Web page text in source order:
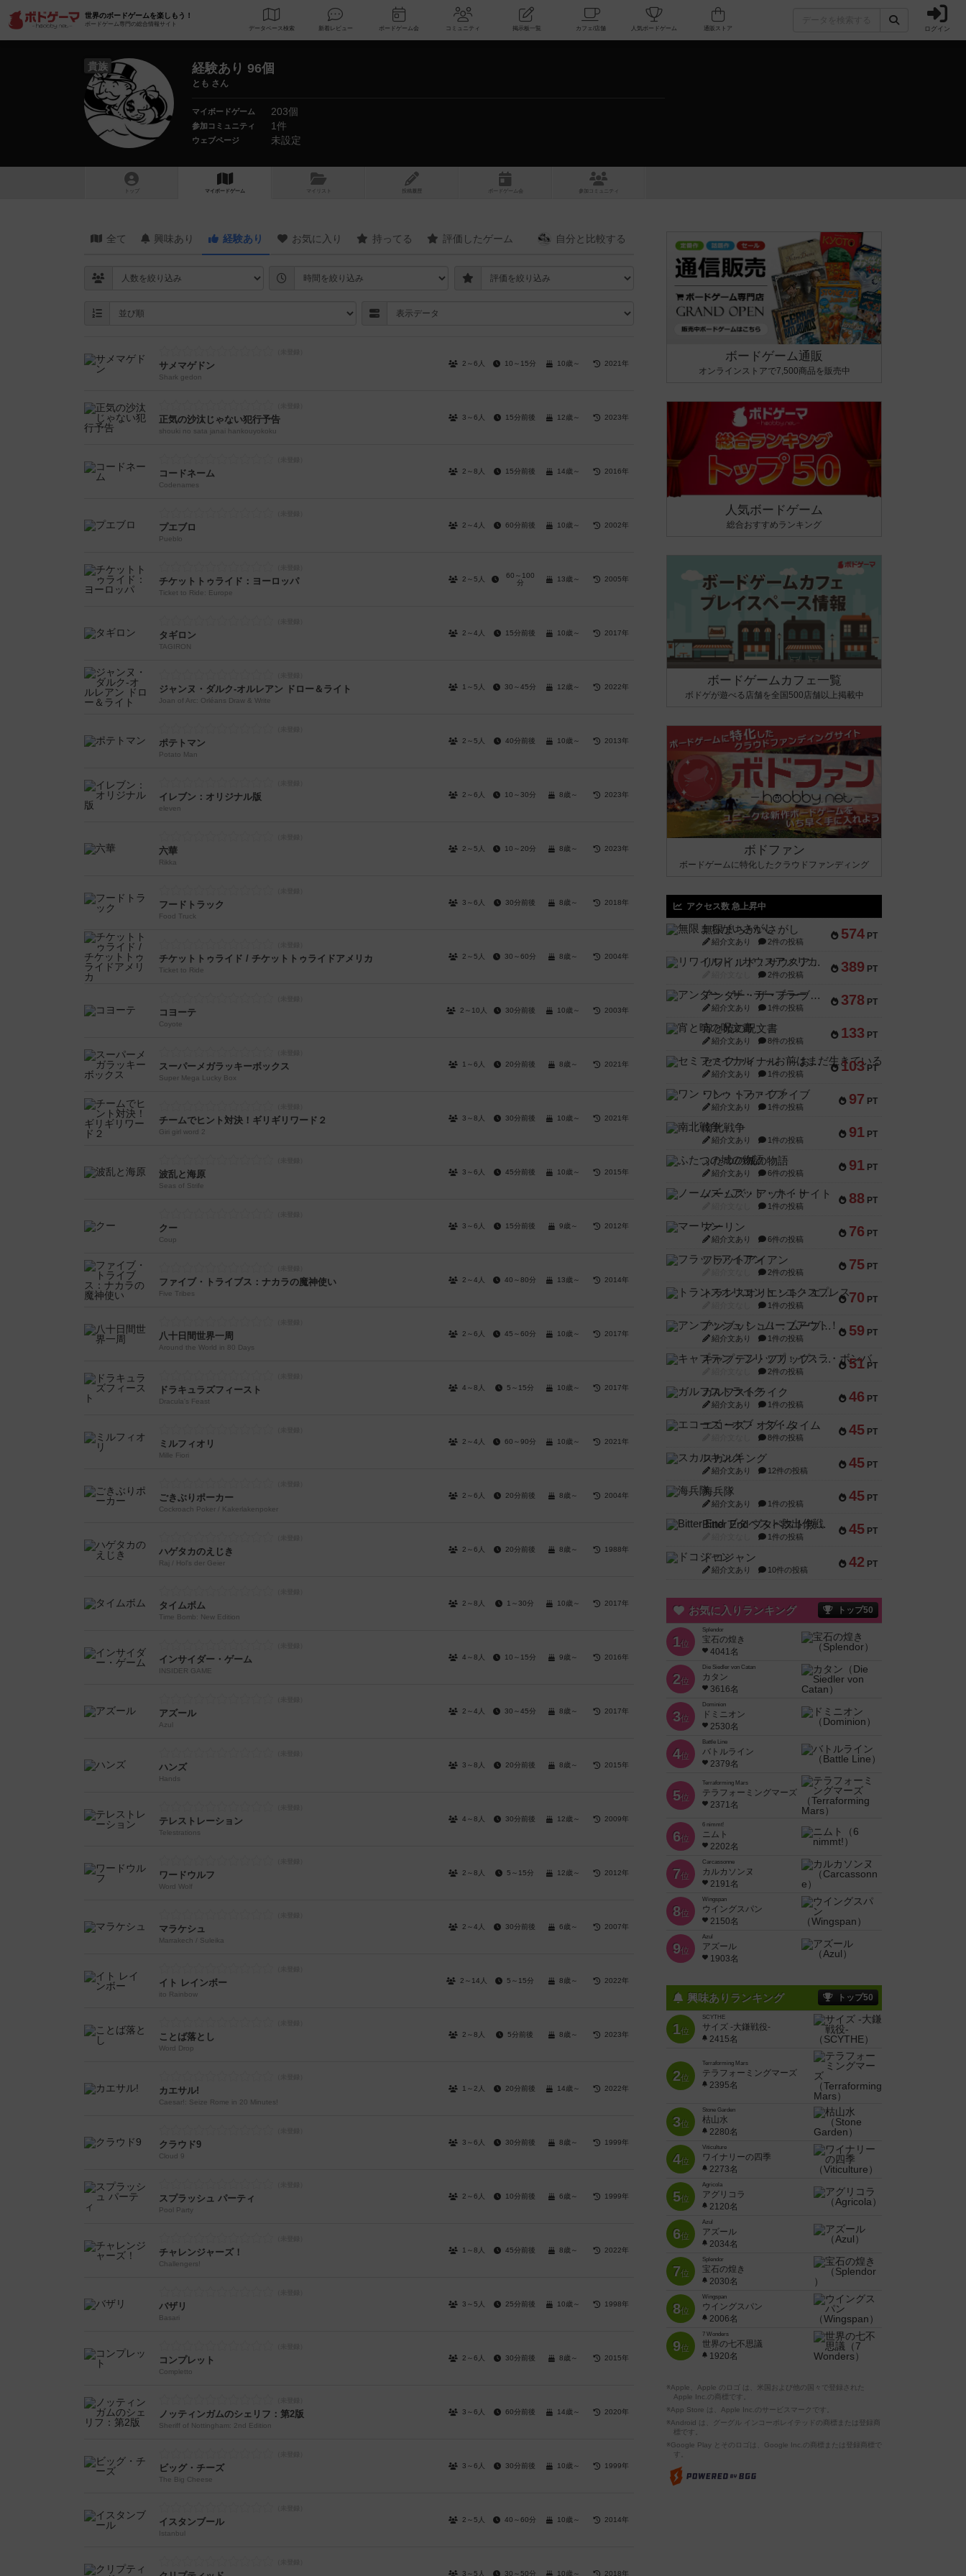
世界のボードゲームを楽しもう！
ボードゲーム専門の総合情報サイト
データベース 検索 新着レビュー ボードゲーム会 コミュニティ 掲示板一覧 カフェ/店舗 人気ボードゲーム ログイン
貴族 経験あり 96個
とも さん
マイボードゲーム 203個
参加コミュニティ 1件
ウェブページ 未設定
トップ マイボードゲーム マイリスト 投稿履歴 ボ ドゲ ーム コミュニティ
全て 興味あり 経験あり お気に入り 持ってる 評価したゲーム 自分と 比較する
サメマゲドン
Shark gedon
2～6人 10～15分 10歳～ 2021年
正気の沙汰じゃない犯行予告
shouki no sata janai hankouyokoku
3～6人 15分前後 12歳～ 2023年
コードネーム
Codenames
2～8人 15分前後 14歳～ 2016年
プエブロ
Pueblo
2～4人 60分前後 10歳～ 2002年
チケットトゥライド：ヨーロッパ
Ticket to Ride: Europe
2～5人
60～100
分
13歳～ 2005年
タギロン
TAGIRON
2～4人 15分前後 10歳～ 2017年
ジャンヌ・ダルク-オルレアン ドロー＆ライト
Joan of Arc: Orléans Draw & Write
1～5人 30～45分 12歳～ 2022年
ポテトマン
Potato Man
2～5人 40分前後 10歳～ 2013年
イレブン：オリジナル版
eleven
2～6人 10～30分 8歳～ 2023年
六華
Rikka
2～5人 10～20分 8歳～ 2023年
フードトラック
Food Truck
3～6人 30分前後 8歳～ 2018年
チケットトゥライド / チケットトゥライドアメリカ
Ticket to Ride
2～5人 30～60分 8歳～ 2004年
コヨーテ
Coyote
2～10人 30分前後 10歳～ 2003年
スーパーメガラッキーボックス
Super Mega Lucky Box
1～6人 20分前後 8歳～ 2021年
チームでヒント対決！ギリギリワード２
Giri girl word 2
3～8人 30分前後 10歳～ 2021年
波乱と海原
Seas of Strife
3～6人 45分前後 10歳～ 2015年
クー
Coup
3～6人 15分前後 9歳～ 2012年
ファイブ・トライブス：ナカラの魔神使い
Five Tribes
2～4人 40～80分 13歳～ 2014年
八十日間世界一周
Around the World in 80 Days
2～6人 45～60分 10歳～ 2017年
ドラキュラズフィースト
Dracula's Feast
4～8人 5～15分 10歳～ 2017年
ミルフィオリ
Mille Fiori
2～4人 60～90分 10歳～ 2021年
ごきぶりポーカー
Cockroach Poker / Kakerlakenpoker
2～6人 20分前後 8歳～ 2004年
ハゲタカのえじき
Raj / Hol's der Geier
2～6人 20分前後 8歳～ 1988年
タイムボム
Time Bomb: New Edition
2～8人 1～30分 10歳～ 2017年
インサイダー・ゲーム
INSIDER GAME
4～8人 10～15分 9歳～ 2016年
アズール
Azul
2～4人 30～45分 8歳～ 2017年
ハンズ
Hands
3～8人 20分前後 8歳～ 2015年
テレストレーション
Telestrations
4～8人 30分前後 12歳～ 2009年
ワードウルフ
Word Wolf
2～8人 5～15分 12歳～ 2012年
マラケシュ
Marrakech / Suleika
2～4人 30分前後 6歳～ 2007年
イト レインボー
ito Rainbow
2～14人 5～15分 8歳～ 2022年
ことば落とし
Word Drop
2～8人 5分前後 8歳～ 2023年
カエサル!
Caesar!: Seize Rome in 20 Minutes!
1～2人 20分前後 14歳～ 2022年
クラウド9
Cloud 9
3～6人 30分前後 8歳～ 1999年
スプラッシュ パーティ
Pool Party
2～6人 10分前後 6歳～ 1999年
チャレンジャーズ！
Challengers!
1～8人 45分前後 8歳～ 2022年
バザリ
Basari
3～5人 25分前後 10歳～ 1998年
コンプレット
Completto
2～6人 30分前後 8歳～ 2015年
ノッティンガムのシェリフ：第2版
Sheriff of Nottingham: 2nd Edition
3～6人 60分前後 14歳～ 2020年
ビッグ・チーズ
The Big Cheese
3～6人 30分前後 10歳～ 1999年
イスタンブール
Istanbul
2～5人 40～60分 10歳～ 2014年
3～5人 30～50分 10歳～ 2018年
ボードゲーム通販
オンラインストアで7,500商品を販売中
人気ボードゲーム
総合おすすめランキング
ボードゲームカフェ一覧
ボドゲが遊べる店舗を全国500店舗以上掲載中
ボドファン
ボードゲームに特化したクラウドファンディング
アクセス数 急上昇中
574 PT
無限まちがいさがし
紹介文あり 2件の投稿
389 PT
リワイルド：サウスアメリカ
2件の投稿
378 PT
アンダー・ザ・テーブラー
紹介文あり 1件の投稿
133 PT
宵と暁の呪文書
紹介文あり 8件の投稿
103 PT
セミファイナル ～お前はまだ生きている～
紹介文あり 1件の投稿
97 PT
ワン・トゥ・ファイブ
紹介文あり 1件の投稿
91 PT
南北戦争
紹介文あり 1件の投稿
91 PT
ふたつの城の物語
紹介文あり 6件の投稿
88 PT
ノームズ・アット・ナイト
1件の投稿
76 PT
マーリン
紹介文あり 6件の投稿
75 PT
フラットアイアン
2件の投稿
70 PT
トランスオリエント・エクスプレス
1件の投稿
59 PT
アンブッシュ！：ムーブアウト！
紹介文あり 1件の投稿
51 PT
キャプテン・フリップ：イスラ・ボンバ
2件の投稿
46 PT
ガルフストライク
紹介文あり 1件の投稿
45 PT
エコーズ・オブ・タイム
8件の投稿
45 PT
スカルキング
紹介文あり 12件の投稿
45 PT
海兵隊
紹介文あり 1件の投稿
45 PT
Bitter End ブタペスト救出作戦
1件の投稿
42 PT
ドコジャン
紹介文あり 10件の投稿
お気に入りランキング トップ50
1位
Splendor
宝石の煌き
4041名
2位
Die Siedler von Catan
カタン
3616名
3位
Dominion
ドミニオン
2530名
4位
Battle Line
バトルライン
2379名
5位
Terraforming Mars
テラフォーミングマーズ
2371名
6位
6 nimmt!
ニムト
2202名
7位
Carcassonne
カルカソンヌ
2191名
8位
Wingspan
ウイングスパン
2150名
9位
Azul
アズール
1903名
興味ありランキング トップ50
1位
SCYTHE
サイズ -大鎌戦役-
2415名
2位
Terraforming Mars
テラフォーミングマーズ
2395名
3位
Stone Garden
枯山水
2280名
4位
Viticulture
ワイナリーの四季
2273名
5位
Agricola
アグリコラ
2120名
6位
Azul
アズール
2034名
7位
Splendor
宝石の煌き
2030名
8位
Wingspan
ウイングスパン
2006名
9位
7 Wonders
世界の七不思議
1920名
※Apple、Apple のロゴ は、米国および他の国々で登録された
Apple Inc.の商標です。
※App Store は、Apple Inc.のサービスマークです。
※Android は、グーグル インコーポレイテッドの商標または登録商
標です。
※Google Play とそのロゴは、Google Inc.の商標または登録商標で
す。